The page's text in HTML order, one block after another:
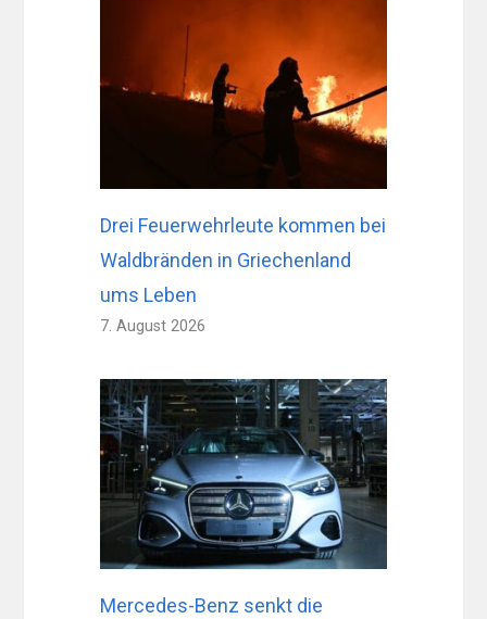
Drei Feuerwehrleute kommen bei
Waldbränden in Griechenland
ums Leben
7. August 2026
Mercedes-Benz senkt die